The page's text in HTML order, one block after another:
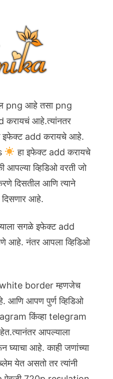
png आहे तसा png
करायचं आहे.त्यांनतर
इफेक्ट add करायचे आहे.
हा इफेक्ट add करायचे
व्हिडिओ वरती जो
दिसतील आणि त्याने
आहे.
सगळे इफेक्ट add
आहे. नंतर आपला व्हिडिओ
border म्हणजेच
आणि आपण पुर्ण व्हिडिओ
किंव्हा telegram
आपल्याला
घ्याचा आहे. काही जणांच्या
येत असतो तर त्यांनी